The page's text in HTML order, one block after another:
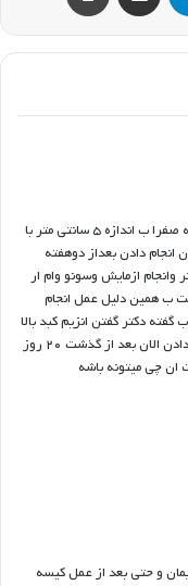
تو ماه ۹ بارداری متوجه سنگ کیسه صفرا ب اندازه ۵ سانتی متر با
دادن بعداز دوهفته
وانجام ازمایش وسونو وام ار
ب همین دلیل عمل انجام
دکتر گفتن انزیم کبد بالا
از جفت بارداری است وعمل انجام دادن الان بعد از گذشت ۲۰ روز
ان چی میتونه باشه
و حتی بعد از عمل کیسه